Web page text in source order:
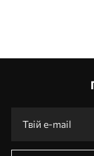
Виготовлення за
Промокоди зі